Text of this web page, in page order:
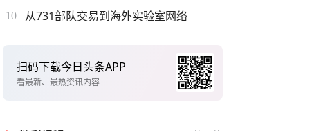
10 从731部队交易到海外实验室网络
扫码下载今日头条APP
看最新、最热资讯内容